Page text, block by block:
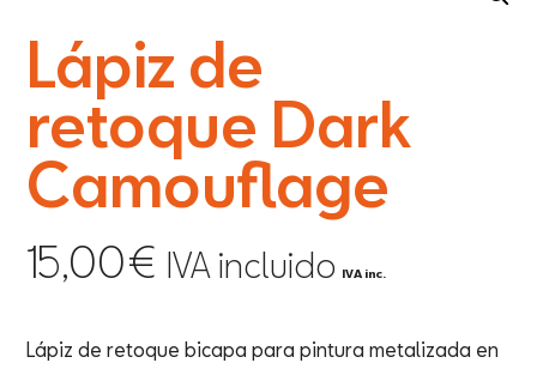
Lápiz de
retoque Dark
Camouflage
15,00€ IVA incluido IVA inc.
Lápiz de retoque bicapa para pintura metalizada en